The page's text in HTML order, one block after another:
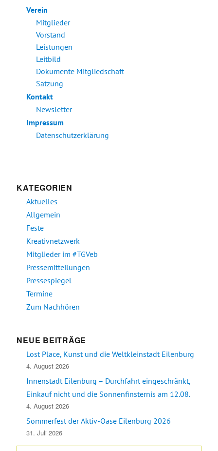
Verein
Mitglieder
Vorstand
Leistungen
Leitbild
Dokumente Mitgliedschaft
Satzung
Kontakt
Newsletter
Impressum
Datenschutzerklärung
KATEGORIEN
Aktuelles
Allgemein
Feste
Kreativnetzwerk
Mitglieder im #TGVeb
Pressemitteilungen
Pressespiegel
Termine
Zum Nachhören
NEUE BEITRÄGE
Lost Place, Kunst und die Weltkleinstadt Eilenburg
4. August 2026
Innenstadt Eilenburg – Durchfahrt eingeschränkt,
Einkauf nicht und die Sonnenfinsternis am 12.08.
4. August 2026
Sommerfest der Aktiv-Oase Eilenburg 2026
31. Juli 2026